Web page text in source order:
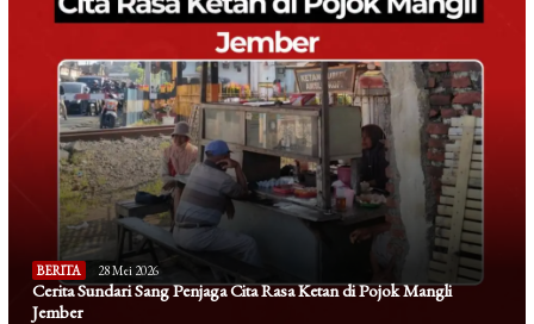
BERITA 28 Mei 2026
Cerita Sundari Sang Penjaga Cita Rasa Ketan di Pojok Mangli
Jember